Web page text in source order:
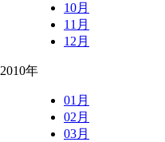
10月
11月
12月
2010年
01月
02月
03月